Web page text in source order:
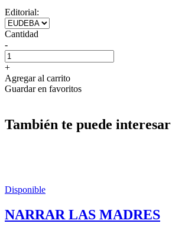
Editorial:
Cantidad
-
+
Agregar al carrito
Guardar en favoritos
También te puede interesar
Disponible
NARRAR LAS MADRES